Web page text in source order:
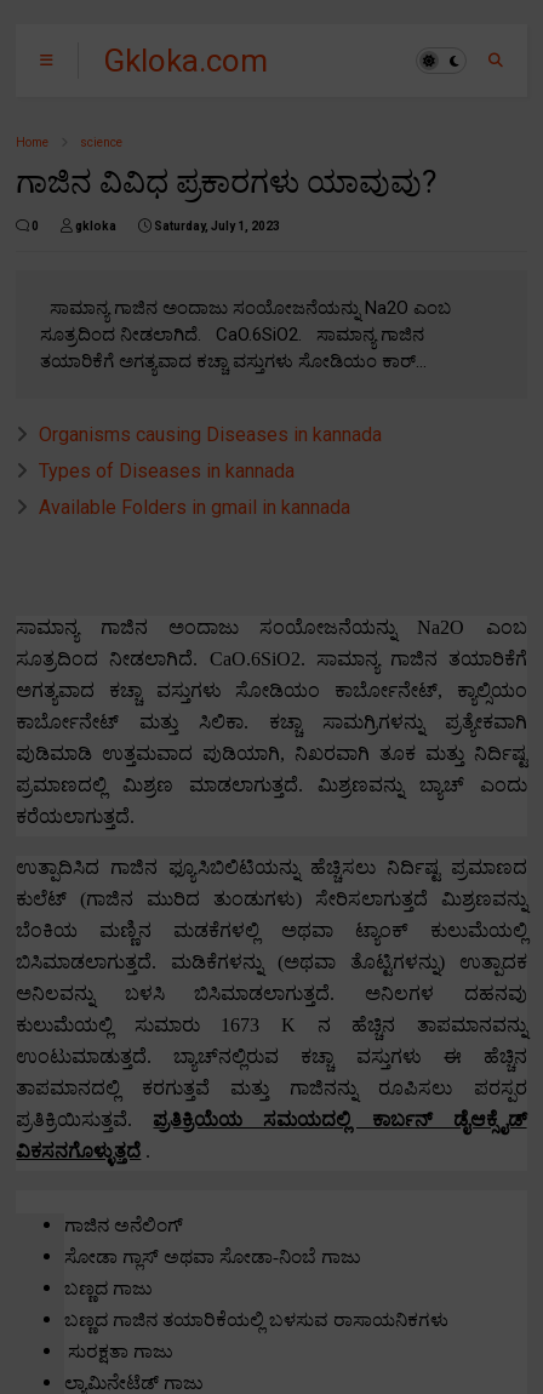
Gkloka.com
Home science
ಗಾಜಿನ ವಿವಿಧ ಪ್ರಕಾರಗಳು ಯಾವುವು?
0 gkloka Saturday, July 1, 2023
ಸಾಮಾನ್ಯ ಗಾಜಿನ ಅಂದಾಜು ಸಂಯೋಜನೆಯನ್ನು Na2O ಎಂಬ
ಸೂತ್ರದಿಂದ ನೀಡಲಾಗಿದೆ. CaO.6SiO2. ಸಾಮಾನ್ಯ ಗಾಜಿನ
ತಯಾರಿಕೆಗೆ ಅಗತ್ಯವಾದ ಕಚ್ಚಾ ವಸ್ತುಗಳು ಸೋಡಿಯಂ ಕಾರ್...
Organisms causing Diseases in kannada
Types of Diseases in kannada
Available Folders in gmail in kannada
ಸಾಮಾನ್ಯ ಗಾಜಿನ ಅಂದಾಜು ಸಂಯೋಜನೆಯನ್ನು Na2O ಎಂಬ
ಸೂತ್ರದಿಂದ ನೀಡಲಾಗಿದೆ.
CaO.6SiO2.
ಸಾಮಾನ್ಯ ಗಾಜಿನ ತಯಾರಿಕೆಗೆ
ಅಗತ್ಯವಾದ ಕಚ್ಚಾ ವಸ್ತುಗಳು ಸೋಡಿಯಂ ಕಾರ್ಬೋನೇಟ್, ಕ್ಯಾಲ್ಸಿಯಂ
ಕಾರ್ಬೋನೇಟ್ ಮತ್ತು ಸಿಲಿಕಾ.
ಕಚ್ಚಾ ಸಾಮಗ್ರಿಗಳನ್ನು ಪ್ರತ್ಯೇಕವಾಗಿ
ಪುಡಿಮಾಡಿ ಉತ್ತಮವಾದ ಪುಡಿಯಾಗಿ, ನಿಖರವಾಗಿ ತೂಕ ಮತ್ತು ನಿರ್ದಿಷ್ಟ
ಪ್ರಮಾಣದಲ್ಲಿ ಮಿಶ್ರಣ ಮಾಡಲಾಗುತ್ತದೆ.
ಮಿಶ್ರಣವನ್ನು ಬ್ಯಾಚ್ ಎಂದು
ಕರೆಯಲಾಗುತ್ತದೆ.
ಉತ್ಪಾದಿಸಿದ ಗಾಜಿನ ಫ್ಯೂಸಿಬಿಲಿಟಿಯನ್ನು ಹೆಚ್ಚಿಸಲು ನಿರ್ದಿಷ್ಟ ಪ್ರಮಾಣದ
ಕುಲೆಟ್ (ಗಾಜಿನ ಮುರಿದ ತುಂಡುಗಳು) ಸೇರಿಸಲಾಗುತ್ತದೆ ಮಿಶ್ರಣವನ್ನು
ಬೆಂಕಿಯ ಮಣ್ಣಿನ ಮಡಕೆಗಳಲ್ಲಿ ಅಥವಾ ಟ್ಯಾಂಕ್ ಕುಲುಮೆಯಲ್ಲಿ
ಬಿಸಿಮಾಡಲಾಗುತ್ತದೆ.
ಮಡಿಕೆಗಳನ್ನು (ಅಥವಾ ತೊಟ್ಟಿಗಳನ್ನು) ಉತ್ಪಾದಕ
ಅನಿಲವನ್ನು ಬಳಸಿ ಬಿಸಿಮಾಡಲಾಗುತ್ತದೆ.
ಅನಿಲಗಳ ದಹನವು
ಕುಲುಮೆಯಲ್ಲಿ ಸುಮಾರು 1673 K ನ ಹೆಚ್ಚಿನ ತಾಪಮಾನವನ್ನು
ಉಂಟುಮಾಡುತ್ತದೆ.
ಬ್ಯಾಚ್‌ನಲ್ಲಿರುವ ಕಚ್ಚಾ ವಸ್ತುಗಳು ಈ ಹೆಚ್ಚಿನ
ತಾಪಮಾನದಲ್ಲಿ ಕರಗುತ್ತವೆ ಮತ್ತು ಗಾಜಿನನ್ನು ರೂಪಿಸಲು ಪರಸ್ಪರ
ಪ್ರತಿಕ್ರಿಯಿಸುತ್ತವೆ.
ಪ್ರತಿಕ್ರಿಯೆಯ ಸಮಯದಲ್ಲಿ ಕಾರ್ಬನ್ ಡೈಆಕ್ಸೈಡ್
ವಿಕಸನಗೊಳ್ಳುತ್ತದೆ .
ಗಾಜಿನ ಅನೆಲಿಂಗ್
ಸೋಡಾ ಗ್ಲಾಸ್ ಅಥವಾ ಸೋಡಾ-ನಿಂಬೆ ಗಾಜು
ಬಣ್ಣದ ಗಾಜು
ಬಣ್ಣದ ಗಾಜಿನ ತಯಾರಿಕೆಯಲ್ಲಿ ಬಳಸುವ ರಾಸಾಯನಿಕಗಳು
ಸುರಕ್ಷತಾ ಗಾಜು
ಲ್ಯಾಮಿನೇಟೆಡ್ ಗಾಜು